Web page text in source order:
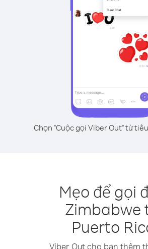
Chọn "Cuộc gọi Viber Out" từ
Mẹo để gọi
Zimbabwe
Puerto
Viber Out cho bạn thêm